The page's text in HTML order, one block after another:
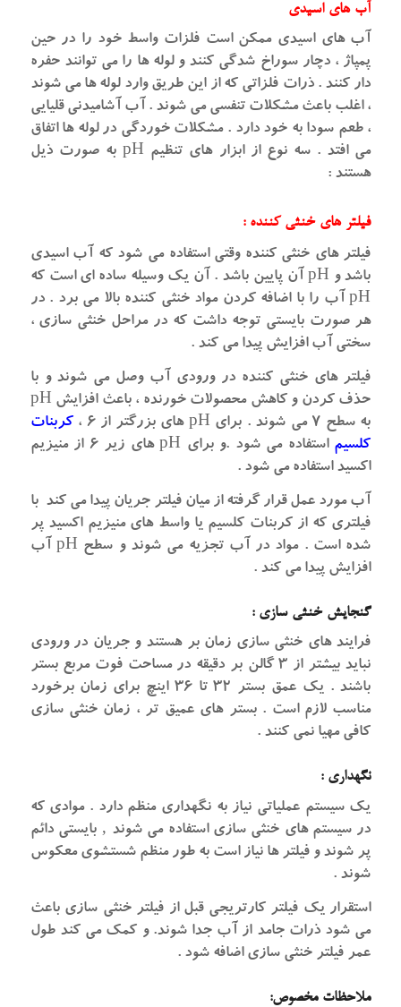
آب های اسیدی
آب های اسیدی ممکن است فلزات واسط خود را در حین
پمپاژ ، دچار سوراخ شدگی کنند و لوله ها را می توانند حفره
دار کنند . ذرات فلزاتی که از این طریق وارد لوله ها می شوند
، اغلب باعث مشکلات تنفسی می شوند . آب آشامیدنی قلیایی
، طعم سودا به خود دارد . مشکلات خوردگی در لوله ها اتفاق
می افتد . سه نوع از ابزار های تنظیم pH به صورت ذیل
هستند :
فیلتر های خنثی کننده :
فیلتر های خنثی کننده وقتی استفاده می شود که آب اسیدی
باشد و pH آن پایین باشد . آن یک وسیله ساده ای است که
pH آب را با اضافه کردن مواد خنثی کننده بالا می برد . در
هر صورت بایستی توجه داشت که در مراحل خنثی سازی ،
سختی آب افزایش پیدا می کند .
فیلتر های خنثی کننده در ورودی آب وصل می شوند و با
حذف کردن و کاهش محصولات خورنده ، باعث افزایش pH
به سطح ۷ می شوند . برای pH های بزرگتر از ۶ ،
کربنات
کلسیم
استفاده می شود .و برای pH های زیر ۶ از منیزیم
اکسید استفاده می شود .
آب مورد عمل قرار گرفته از میان فیلتر جریان پیدا می کند با
فیلتری که از کربنات کلسیم یا واسط های منیزیم اکسید پر
شده است . مواد در آب تجزیه می شوند و سطح pH آب
افزایش پیدا می کند .
گنجایش خنثی سازی :
فرایند های خنثی سازی زمان بر هستند و جریان در ورودی
نباید بیشتر از ۳ گالن بر دقیقه در مساحت فوت مربع بستر
باشند . یک عمق بستر ۳۲ تا ۳۶ اینچ برای زمان برخورد
مناسب لازم است . بستر های عمیق تر ، زمان خنثی سازی
کافی مهیا نمی کنند .
نگهداری :
یک سیستم عملیاتی نیاز به نگهداری منظم دارد . موادی که
در سیستم های خنثی سازی استفاده می شوند ‚ بایستی دائم
پر شوند و فیلتر ها نیاز است به طور منظم شستشوی معکوس
شوند .
استقرار یک فیلتر کارتریجی قبل از فیلتر خنثی سازی باعث
می شود ذرات جامد از آب جدا شوند. و کمک می کند طول
عمر فیلتر خنثی سازی اضافه شود .
ملاحظات مخصوص: